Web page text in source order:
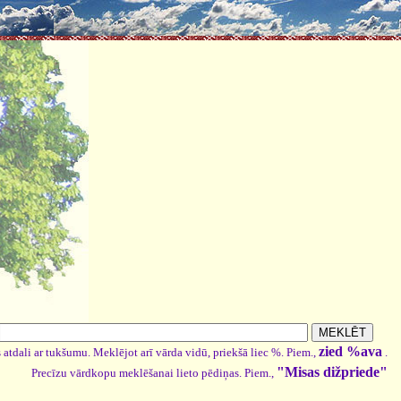
atdali ar tukšumu. Meklējot arī vārda vidū, priekšā liec %. Piem., zied %ava .
Precīzu vārdkopu meklēšanai lieto pēdiņas. Piem., "Misas dižpriede"